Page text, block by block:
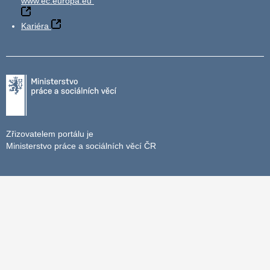
Kariéra
Zřizovatelem portálu je
Ministerstvo práce a sociálních věcí ČR